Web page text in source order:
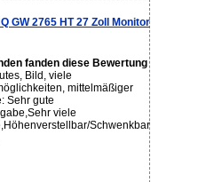
GW 2765 HT 27 Zoll Monitor
fanden diese Bewertung
Bild, viele
mittelmäßiger
Sehr gute
viele
Schwenkbar